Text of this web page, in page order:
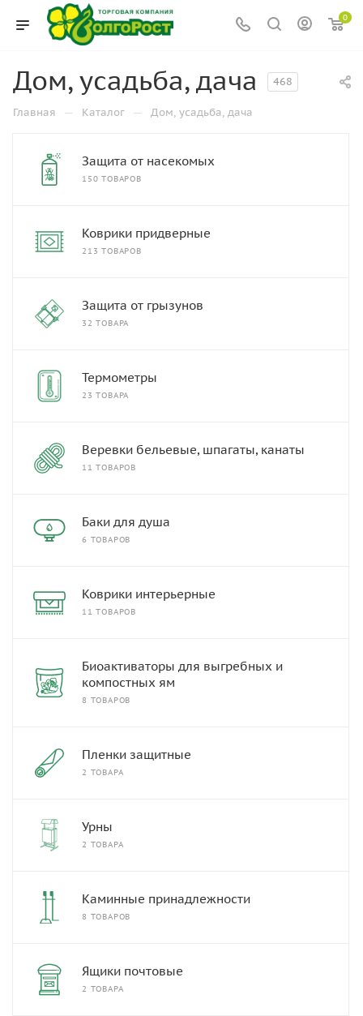
0
Дом, усадьба, дача 468
Главная — Каталог — Дом, усадьба, дача
Защита от насекомых
150 ТОВАРОВ
Коврики придверные
213 ТОВАРОВ
Защита от грызунов
32 ТОВАРА
Термометры
23 ТОВАРА
Веревки бельевые, шпагаты, канаты
11 ТОВАРОВ
Баки для душа
6 ТОВАРОВ
Коврики интерьерные
11 ТОВАРОВ
Биоактиваторы для выгребных и
компостных ям
8 ТОВАРОВ
Пленки защитные
2 ТОВАРА
Урны
2 ТОВАРА
Каминные принадлежности
8 ТОВАРОВ
Ящики почтовые
2 ТОВАРА